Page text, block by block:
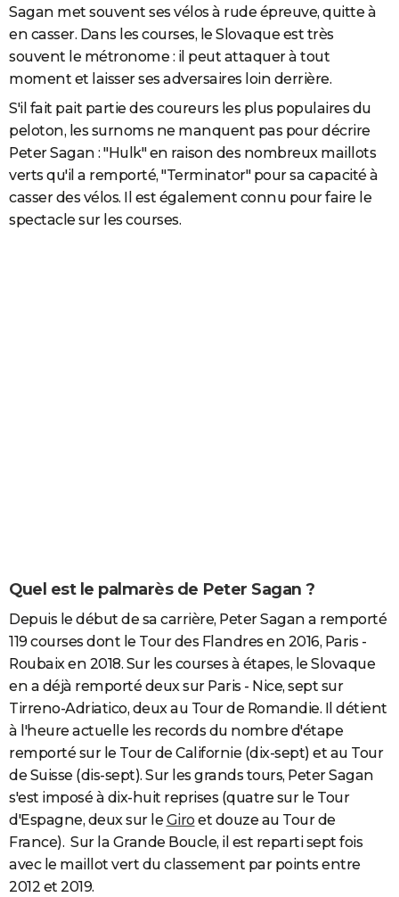
Sagan met souvent ses vélos à rude épreuve, quitte à
en casser. Dans les courses, le Slovaque est très
souvent le métronome : il peut attaquer à tout
moment et laisser ses adversaires loin derrière.
S'il fait pait partie des coureurs les plus populaires du
peloton, les surnoms ne manquent pas pour décrire
Peter Sagan : "Hulk" en raison des nombreux maillots
verts qu'il a remporté, "Terminator" pour sa capacité à
casser des vélos. Il est également connu pour faire le
spectacle sur les courses.
Quel est le palmarès de Peter Sagan ?
Depuis le début de sa carrière, Peter Sagan a remporté
119 courses dont le Tour des Flandres en 2016, Paris -
Roubaix en 2018. Sur les courses à étapes, le Slovaque
en a déjà remporté deux sur Paris - Nice, sept sur
Tirreno-Adriatico, deux au Tour de Romandie. Il détient
à l'heure actuelle les records du nombre d'étape
remporté sur le Tour de Californie (dix-sept) et au Tour
de Suisse (dis-sept). Sur les grands tours, Peter Sagan
s'est imposé à dix-huit reprises (quatre sur le Tour
d'Espagne, deux sur le Giro et douze au Tour de
France). Sur la Grande Boucle, il est reparti sept fois
avec le maillot vert du classement par points entre
2012 et 2019.